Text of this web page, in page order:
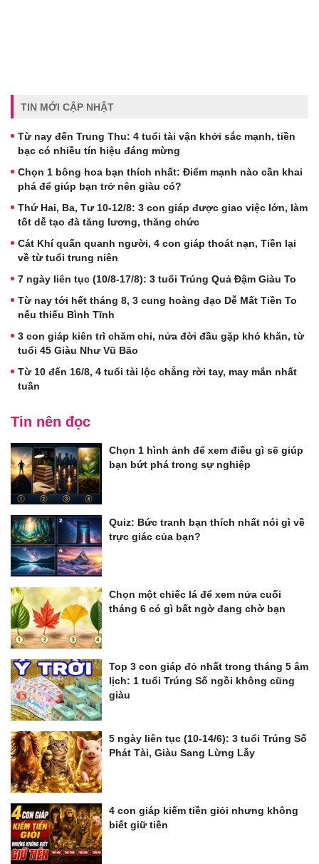
TIN MỚI CẬP NHẬT
Từ nay đến Trung Thu: 4 tuổi tài vận khởi sắc mạnh, tiền
bạc có nhiều tín hiệu đáng mừng
Chọn 1 bông hoa bạn thích nhất: Điểm mạnh nào cần khai
phá để giúp bạn trở nên giàu có?
Thứ Hai, Ba, Tư 10-12/8: 3 con giáp được giao việc lớn, làm
tốt dễ tạo đà tăng lương, thăng chức
Cát Khí quấn quanh người, 4 con giáp thoát nạn, Tiền lại
về từ tuổi trung niên
7 ngày liên tục (10/8-17/8): 3 tuổi Trúng Quả Đậm Giàu To
Từ nay tới hết tháng 8, 3 cung hoàng đạo Dễ Mất Tiền To
nếu thiếu Bình Tĩnh
3 con giáp kiên trì chăm chỉ, nửa đời đầu gặp khó khăn, từ
tuổi 45 Giàu Như Vũ Bão
Từ 10 đến 16/8, 4 tuổi tài lộc chẳng rời tay, may mắn nhất
tuần
Tin nên đọc
Chọn 1 hình ảnh để xem điều gì sẽ giúp
bạn bứt phá trong sự nghiệp
Quiz: Bức tranh bạn thích nhất nói gì về
trực giác của bạn?
Chọn một chiếc lá để xem nửa cuối
tháng 6 có gì bất ngờ đang chờ bạn
Top 3 con giáp đỏ nhất trong tháng 5 âm
lịch: 1 tuổi Trúng Số ngồi không cũng
giàu
5 ngày liên tục (10-14/6): 3 tuổi Trúng Số
Phát Tài, Giàu Sang Lừng Lẫy
4 con giáp kiếm tiền giỏi nhưng không
biết giữ tiền